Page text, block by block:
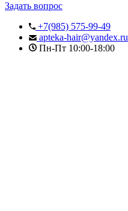
Задать вопрос
+7(985) 575-99-49
apteka-hair@yandex.ru
Пн-Пт 10:00-18:00